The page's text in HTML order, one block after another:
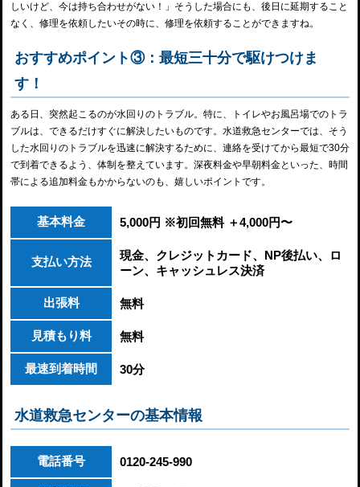
しいけど、今は持ち合わせがない！」そうした場合にも、後日に延期すること
なく、修理を依頼したいその時に、修理を依頼することができますね。
おすすめポイント③：最短三十分で駆けつけま
す！
ある日、突然起こるのが水回りのトラブル。特に、トイレやお風呂場でのトラ
ブルは、できるだけすぐに解決したいものです。水道救急センターでは、そう
した水回りのトラブルを迅速に解決するために、連絡を受けてから最短で30分
で到着できるよう、体制を整えています。深夜料金や早朝料金といった、時間
帯による追加料金もかからないのも、嬉しいポイントです。
基本料金 5,000円 ※初回無料 ＋4,000円〜
支払い方法
現金、クレジットカード、NP後払い、ロ
ーン、キャッシュレス決済
出張料 無料
見積もり料 無料
最速到着時間 30分
水道救急センターの基本情報
電話番号 0120-245-990